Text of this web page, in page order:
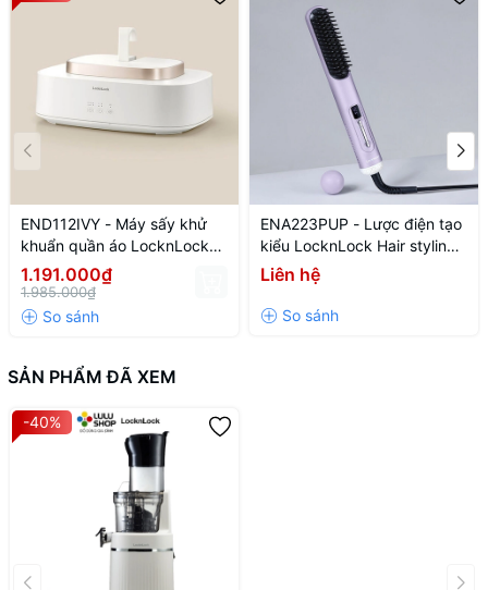
END112IVY - Máy sấy khử
khuẩn quần áo LocknLock
Cloth sterilizer dryer 220V~,
50HZ, 600W - Màu ngà
1.191.000₫
1.985.000₫
ENA223PUP - Lược điện tạo
kiểu LocknLock Hair styling
brush 220V~, 50Hz, 43W -
Màu tím
Liên hệ
SẢN PHẨM ĐÃ XEM
-40%